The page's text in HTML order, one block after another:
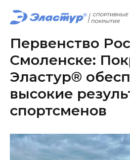
Первенство
Смоленске:
Эластур®
высокие
спортсменов